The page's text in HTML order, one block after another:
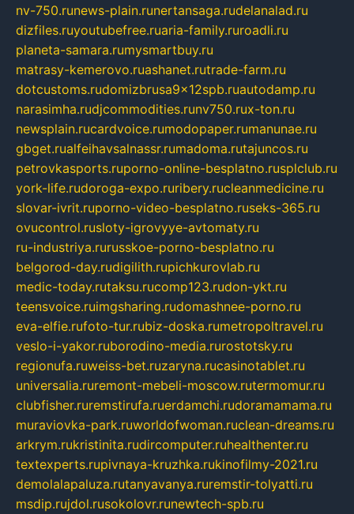
nv-750.runews-plain.runertansaga.rudelanalad.ru
dizfiles.ruyoutubefree.ruaria-family.ruroadli.ru
planeta-samara.rumysmartbuy.ru
matrasy-kemerovo.ruashanet.rutrade-farm.ru
dotcustoms.rudomizbrusa9x12spb.ruautodamp.ru
narasimha.rudjcommodities.runv750.rux-ton.ru
newsplain.rucardvoice.rumodopaper.rumanunae.ru
gbget.rualfeihavsalnassr.rumadoma.rutajuncos.ru
petrovkasports.ruporno-online-besplatno.rusplclub.ru
york-life.rudoroga-expo.ruribery.rucleanmedicine.ru
slovar-ivrit.ruporno-video-besplatno.ruseks-365.ru
ovucontrol.rusloty-igrovyye-avtomaty.ru
ru-industriya.rurusskoe-porno-besplatno.ru
belgorod-day.rudigilith.rupichkurovlab.ru
medic-today.rutaksu.rucomp123.rudon-ykt.ru
teensvoice.ruimgsharing.rudomashnee-porno.ru
eva-elfie.rufoto-tur.rubiz-doska.rumetropoltravel.ru
veslo-i-yakor.ruborodino-media.rurostotsky.ru
regionufa.ruweiss-bet.ruzaryna.rucasinotablet.ru
universalia.ruremont-mebeli-moscow.rutermomur.ru
clubfisher.ruremstirufa.ruerdamchi.rudoramamama.ru
muraviovka-park.ruworldofwoman.ruclean-dreams.ru
arkrym.rukristinita.rudircomputer.ruhealthenter.ru
textexperts.rupivnaya-kruzhka.rukinofilmy-2021.ru
demolalapaluza.rutanyavanya.ruremstir-tolyatti.ru
msdip.rujdol.rusokolovr.runewtech-spb.ru